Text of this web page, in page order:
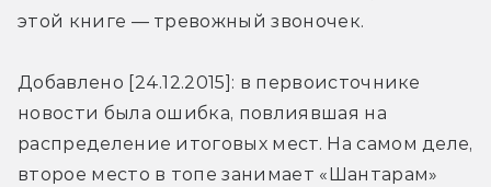
этой книге — тревожный звоночек.
Добавлено [24.12.2015]: в первоисточнике
новости была ошибка, повлиявшая на
распределение итоговых мест. На самом деле,
второе место в топе занимает «Шантарам»